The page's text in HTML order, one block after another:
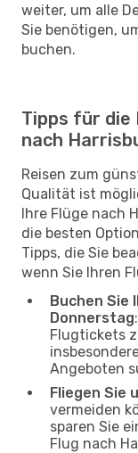
weiter, um alle
Sie benötigen,
buchen.
Tipps für die
nach
Reisen zum
Qualität ist
Ihre Flüge nach
die besten
Tipps, die Sie
wenn Sie Ihren
Buchen Sie
Donnerstag
Flugtickets
Angeboten
Fliegen Sie
vermeiden
sparen Sie
Flug nach